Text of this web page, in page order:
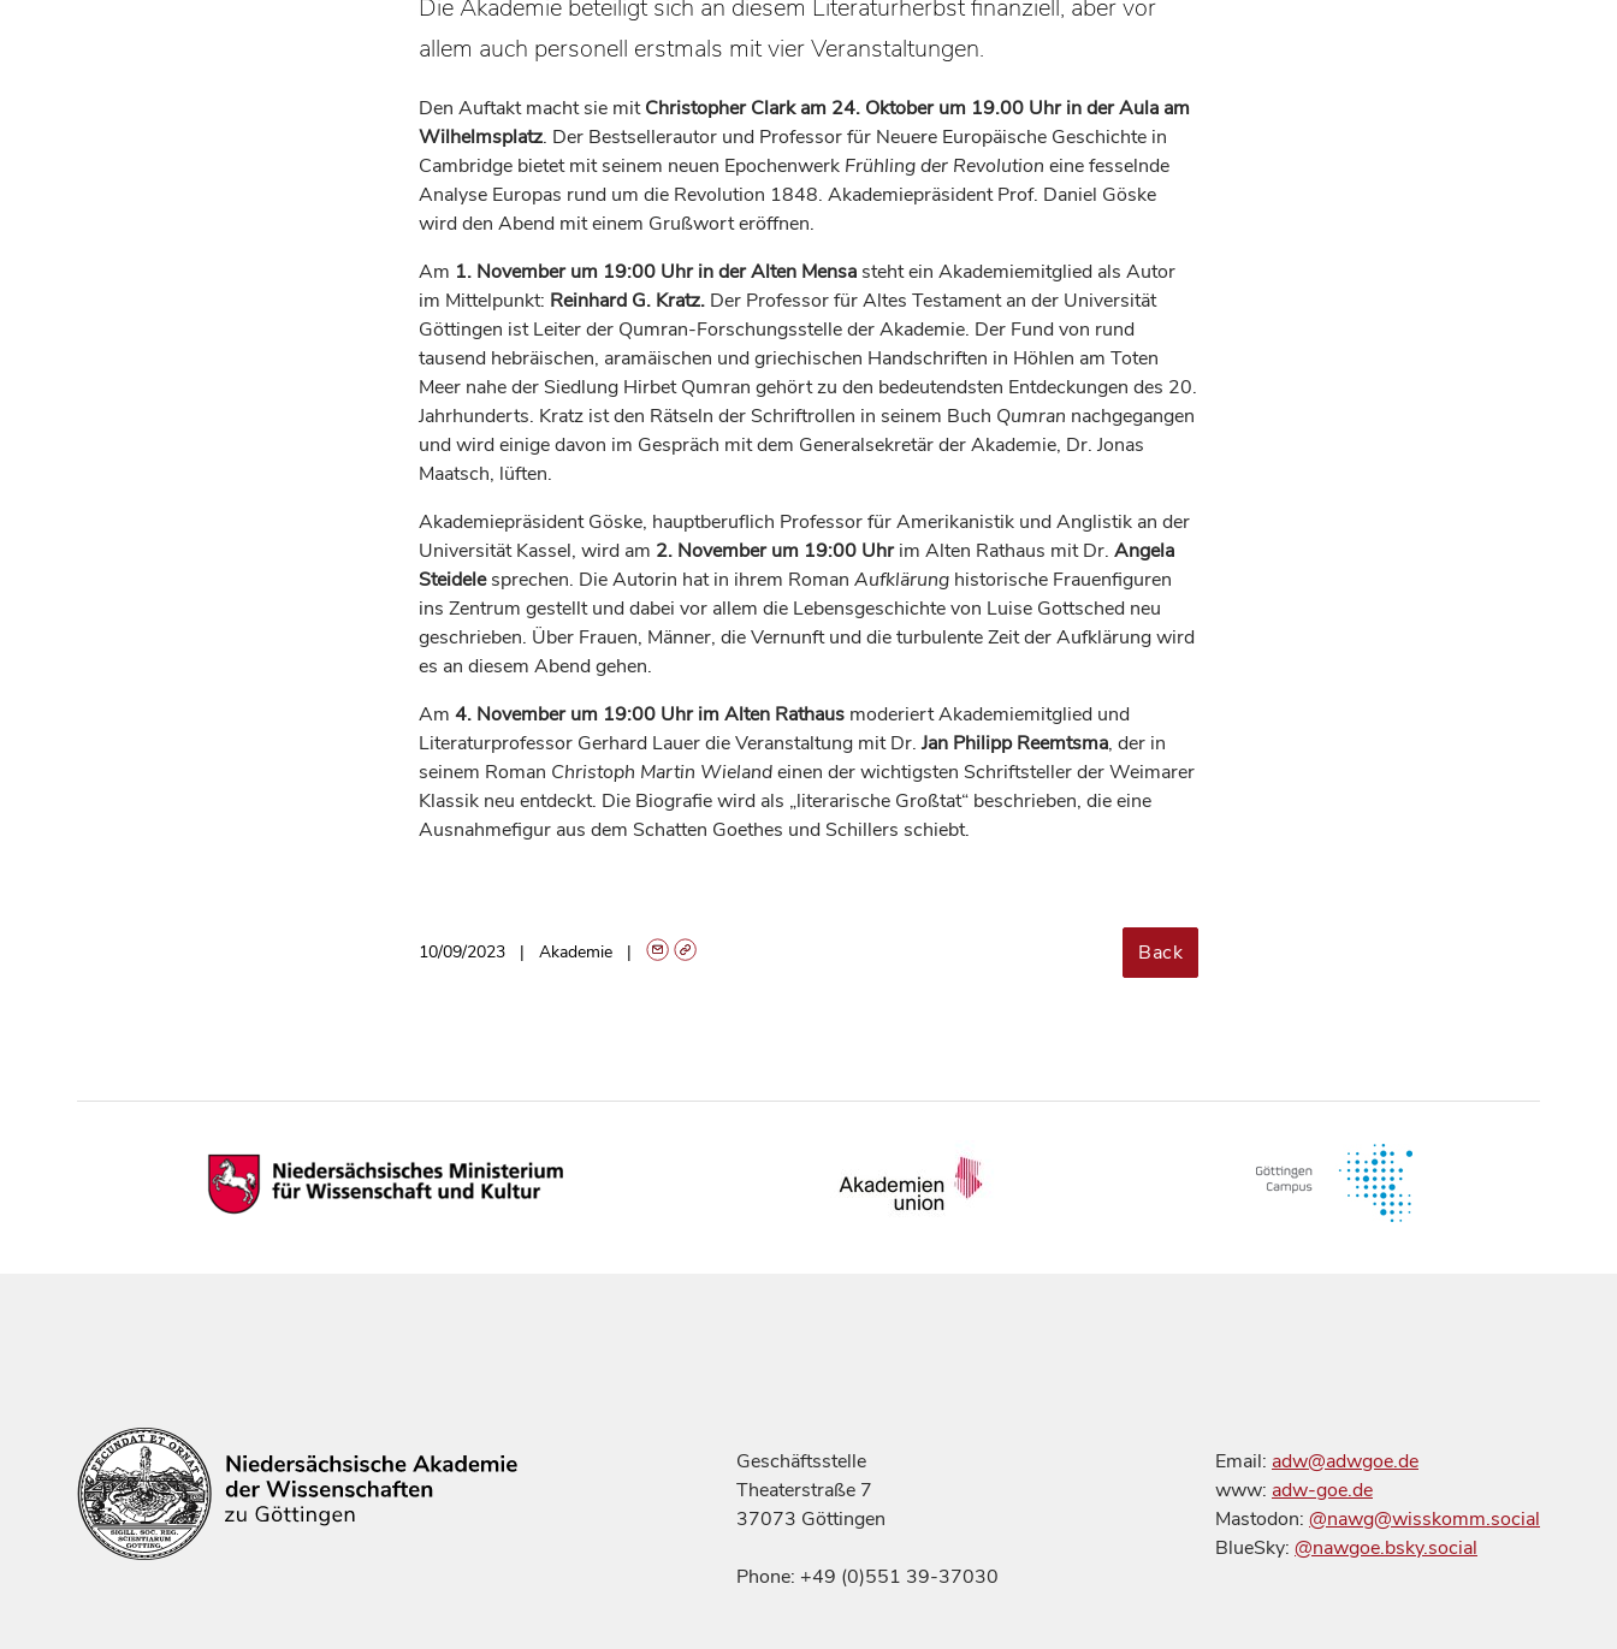
Die Akademie beteiligt sich an diesem Literaturherbst finanziell, aber vor
allem auch personell erstmals mit vier Veranstaltungen.
Den Auftakt macht sie mitChristopher Clark am 24. Oktober um 19.00 Uhr in der Aula am
Wilhelmsplatz. Der Bestsellerautor und Professor für Neuere Europäische Geschichte in
Cambridge bietet mit seinem neuen Epochenwerk Frühling der Revolution eine fesselnde
Analyse Europas rund um die Revolution 1848. Akademiepräsident Prof. Daniel Göske
wird den Abend mit einem Grußwort eröffnen.
Am 1. November um 19:00 Uhr in der Alten Mensa steht ein Akademiemitglied als Autor
im Mittelpunkt: Reinhard G. Kratz. Der Professor für Altes Testament an der Universität
Göttingen ist Leiter der Qumran-Forschungsstelle der Akademie. Der Fund von rund
tausend hebräischen, aramäischen und griechischen Handschriften in Höhlen am Toten
Meer nahe der Siedlung Hirbet Qumran gehört zu den bedeutendsten Entdeckungen des 20.
Jahrhunderts. Kratz ist den Rätseln der Schriftrollen in seinem Buch Qumran nachgegangen
und wird einige davon im Gespräch mit dem Generalsekretär der Akademie, Dr. Jonas
Maatsch, lüften.
Akademiepräsident Göske, hauptberuflich Professor für Amerikanistik und Anglistik an der
Universität Kassel, wird am 2. November um 19:00 Uhrim Alten Rathaus mit Dr. Angela
Steidelesprechen. Die Autorin hat in ihrem Roman Aufklärung historische Frauenfiguren
ins Zentrum gestellt und dabei vor allem die Lebensgeschichte von Luise Gottsched neu
geschrieben. Über Frauen, Männer, die Vernunft und die turbulente Zeit der Aufklärung wird
es an diesem Abend gehen.
Am 4. November um 19:00 Uhr im Alten Rathaus moderiert Akademiemitglied und
Literaturprofessor Gerhard Lauer die Veranstaltung mit Dr. Jan Philipp Reemtsma, der in
seinem Roman Christoph Martin Wielandeinen der wichtigsten Schriftsteller der Weimarer
Klassik neu entdeckt. Die Biografie wird als „literarische Großtat“ beschrieben, die eine
Ausnahmefigur aus dem Schatten Goethes und Schillers schiebt.
10/09/2023 Akademie Back
Geschäftsstelle
Theaterstraße 7
37073 Göttingen
Phone: +49 (0)551 39-37030
Email: adw@adwgoe.de
www: adw-goe.de
Mastodon: @nawg@wisskomm.social
BlueSky: @nawgoe.bsky.social